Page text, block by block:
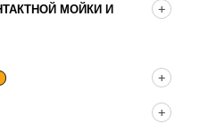
МОЙКИ И